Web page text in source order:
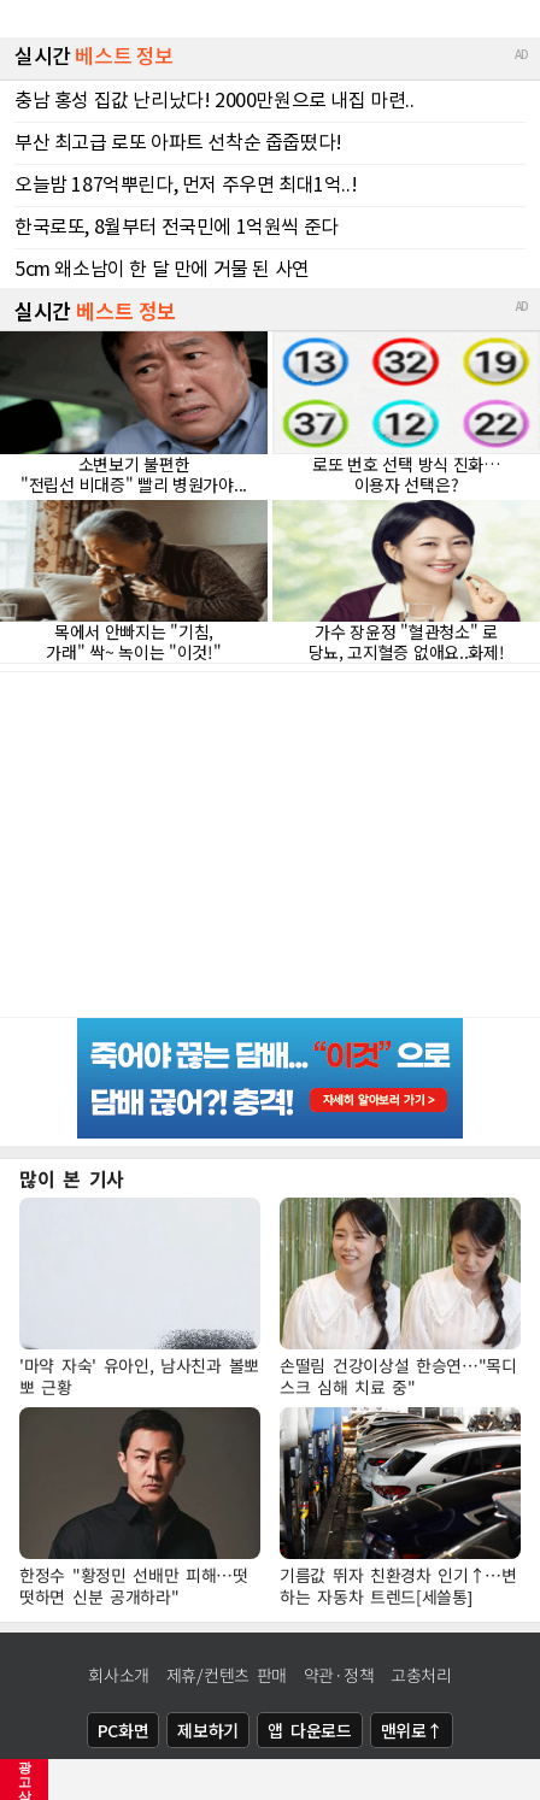
광
고
삭
많이 본 기사
'마약 자숙' 유아인, 남사친과 볼뽀
뽀 근황
손떨림 건강이상설 한승연…"목디
스크 심해 치료 중"
한정수 "황정민 선배만 피해…떳
떳하면 신분 공개하라"
기름값 뛰자 친환경차 인기↑…변
하는 자동차 트렌드[세쓸통]
회사소개 제휴/컨텐츠 판매 약관·정책 고충처리
PC화면 제보하기 앱 다운로드 맨위로↑